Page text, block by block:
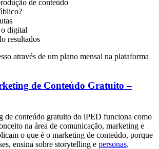
de conteúdo
digital
resultados
através de um plano mensal na plataforma
de Conteúdo Gratuito –
de conteúdo gratuito do iPED funciona como
na área de comunicação, marketing e
o que é o marketing de conteúdo, porque
ensina sobre storytelling e personas.